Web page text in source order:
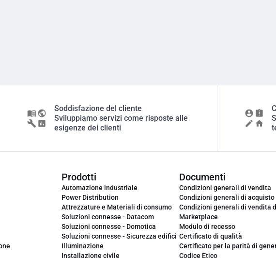
Soddisfazione del cliente
Sviluppiamo servizi come risposte alle
esigenze dei clienti
Prodotti
Automazione industriale
Power Distribution
Attrezzature e Materiali di consumo
Soluzioni connesse - Datacom
Soluzioni connesse - Domotica
Soluzioni connesse - Sicurezza edifici
Illuminazione
Installazione civile
Documenti
Condizioni generali di vendita
Condizioni generali di acquisto
Condizioni generali di vendita
Marketplace
Modulo di recesso
Certificato di qualità
Certificato per la parità di
Codice Etico